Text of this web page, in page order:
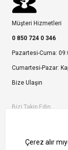
Müşteri Hizmetleri
0 850 724 0 346
Pazartesi-Cuma:
Cumartesi-Pazar:
Bize Ulaşın
Bizi Takip Edin